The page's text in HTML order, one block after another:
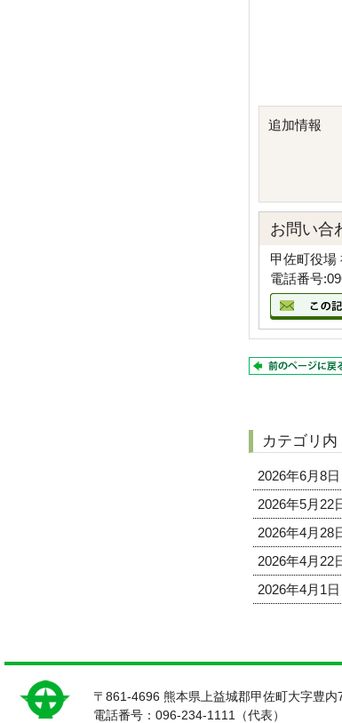
追加情報
お問い合
甲佐町役場
電話番号
カテゴリ
2026年6月8日
2026年5月22
2026年4月28
2026年4月22
2026年4月1日
〒861-4696 熊本県上益城郡甲佐町大字豊内
電話番号：096-234-1111（代表）